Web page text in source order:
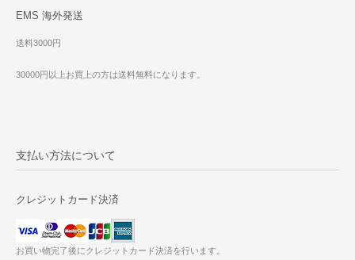
EMS 海外発送
送料3000円
30000円以上お買上の方は送料無料になります。
支払い方法について
クレジットカード決済
お買い物完了後にクレジットカード決済を行います。